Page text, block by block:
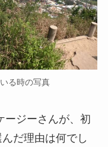
る時の写真
ージーさんが、初
だ理由は何でし